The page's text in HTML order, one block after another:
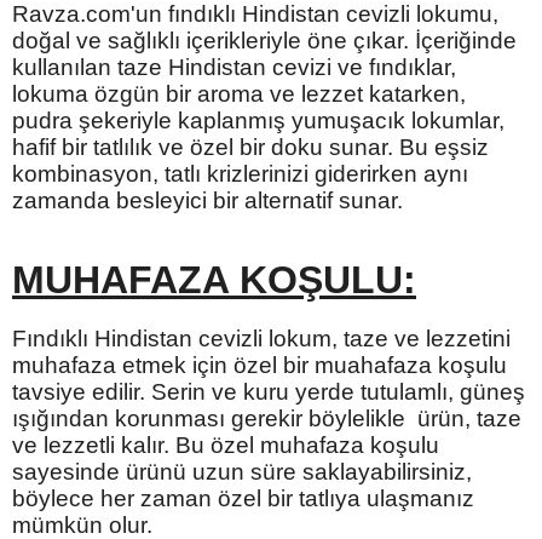
Ravza.com'un fındıklı Hindistan cevizli lokumu,
doğal ve sağlıklı içerikleriyle öne çıkar. İçeriğinde
kullanılan taze Hindistan cevizi ve fındıklar,
lokuma özgün bir aroma ve lezzet katarken,
pudra şekeriyle kaplanmış yumuşacık lokumlar,
hafif bir tatlılık ve özel bir doku sunar. Bu eşsiz
kombinasyon, tatlı krizlerinizi giderirken aynı
zamanda besleyici bir alternatif sunar.
MUHAFAZA KOŞULU:
Fındıklı Hindistan cevizli lokum, taze ve lezzetini
muhafaza etmek için özel bir muahafaza koşulu
tavsiye edilir. Serin ve kuru yerde tutulamlı, güneş
ışığından korunması gerekir böylelikle ürün, taze
ve lezzetli kalır. Bu özel muhafaza koşulu
sayesinde ürünü uzun süre saklayabilirsiniz,
böylece her zaman özel bir tatlıya ulaşmanız
mümkün olur.